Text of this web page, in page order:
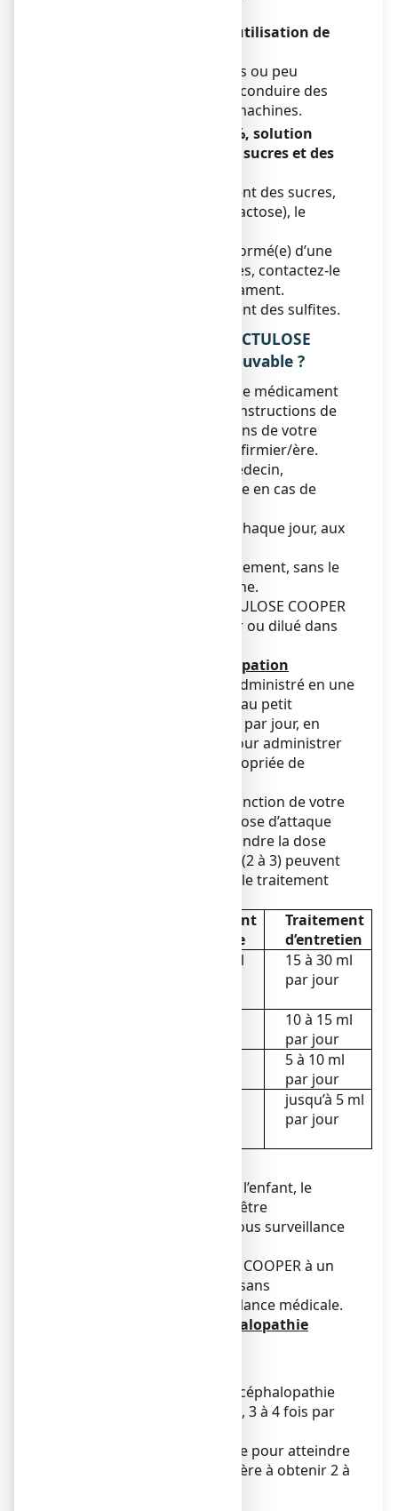
Conduite de véhicules et utilisation de
LACTULOSE COOPER n’a pas ou peu
d'influence sur l'aptitude à conduire des
véhicules ou à utiliser des machines.
LACTULOSE COOPER 66,5%, solution
buvable contient certains sucres et des
LACTULOSE COOPER contient des sucres,
tels que les sucres du lait (lactose), le
Si votre médecin vous a informé(e) d’une
intolérance à certains sucres, contactez-le
avant de prendre ce médicament.
LACTULOSE COOPER contient des sulfites.
3. COMMENT PRENDRE LACTULOSE
COOPER 66,5%, solution buvable ?
Veillez à toujours prendre ce médicament
en suivant exactement les instructions de
cette notice ou les indications de votre
médecin, pharmacien ou infirmier/ère.
Vérifiez auprès de votre médecin,
pharmacien ou infirmier/ère en cas de
Prenez votre médicament chaque jour, aux
Avalez le médicament rapidement, sans le
conserver dans votre bouche.
Vous pouvez prendre LACTULOSE COOPER
66,5%, solution buvable pur ou dilué dans
Posologie en cas de constipation
Ce médicament peut être administré en une
prise par jour, par exemple au petit
déjeuner ou en deux prises par jour, en
utilisant le godet gradué pour administrer
avec précision la dose appropriée de
Après quelques jours, en fonction de votre
réponse au traitement, la dose d’attaque
peut être ajustée pour atteindre la dose
d’entretien. Plusieurs jours (2 à 3) peuvent
être nécessaires avant que le traitement
Traitement
d’attaque
Traitement
d’entretien
15 à 45 ml
15 à 30 ml
par jour
10 à 15 ml
par jour
5 à 10 ml
par jour
jusqu’à 5 ml
par jour
L’utilisation de laxatifs chez l’enfant, le
nourrisson ou le bébé doit être
exceptionnelle et se faire sous surveillance
Ne donnez pas LACTULOSE COOPER à un
enfant de moins de 14 ans sans
prescription et sans surveillance médicale.
Posologie en cas d’encéphalopathie
La dose d'attaque pour l’encéphalopathie
hépatique est de 30 à 45 ml, 3 à 4 fois par
Cette dose peut être ajustée pour atteindre
la dose d’entretien de manière à obtenir 2 à